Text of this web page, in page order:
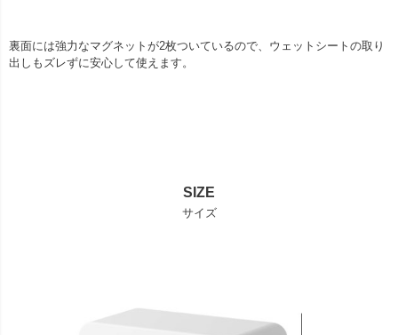
裏面には強力なマグネットが2枚ついているので、ウェットシートの取り
出しもズレずに安心して使えます。
SIZE
サイズ